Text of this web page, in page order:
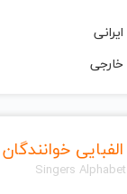
خارجی
خوانندگان
Singers